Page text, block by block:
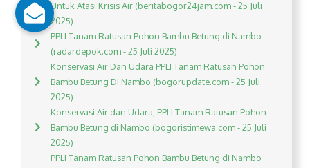
Untuk Atasi Krisis Air (beritabogor24jam.com - 25 Juli
2025)
PPLI Tanam Ratusan Pohon Bambu Betung di Nambo
(radardepok.com - 25 Juli 2025)
Konservasi Air Dan Udara PPLI Tanam Ratusan Pohon
Bambu Betung Di Nambo (bogorupdate.com - 25 Juli
2025)
Konservasi Air dan Udara, PPLI Tanam Ratusan Pohon
Bambu Betung di Nambo (bogoristimewa.com - 25 Juli
2025)
PPLI Tanam Ratusan Pohon Bambu Betung di Nambo